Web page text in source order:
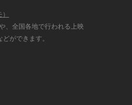
、全国各地で行われる上映
ができます。